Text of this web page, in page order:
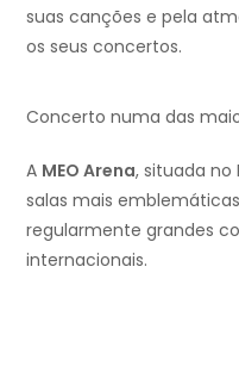
suas canções e pela
os seus concertos.
Concerto numa das
A MEO Arena, situada no
salas mais
regularmente grandes
internacionais.